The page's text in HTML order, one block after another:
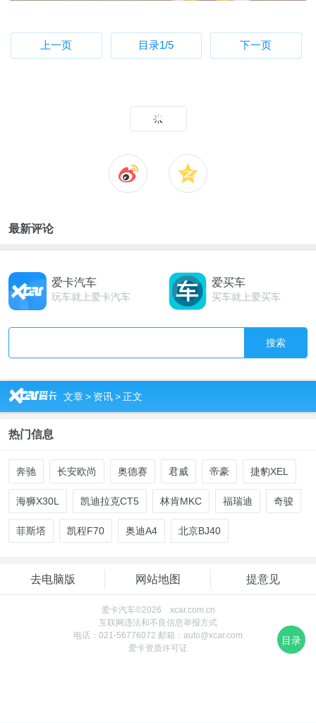
上一页 目录1/5 下一页
最新评论
爱卡汽车
玩车就上爱卡汽车
爱买车
买车就上爱买车
搜索
R 文章> 资讯>正文
热门信息
奔驰 长安欧尚 奥德赛 君威 帝豪 捷豹XEL
海狮X30L 凯迪拉克CT5 林肯MKC 福瑞迪 奇骏
菲斯塔 凯程F70 奥迪A4 北京BJ40
去电脑版 网站地图 提意见
爱卡汽车©2026 xcar.com.cn
互联网违法和不良信息举报方式
电话：021-56776072 邮箱：auto@xcar.com
爱卡资质许可证
目录